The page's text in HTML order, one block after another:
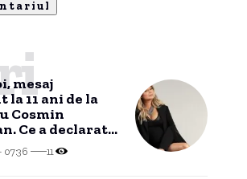
mesaj
la 11 ani de la
Cosmin
Ce a declarat
celor cinci
07:36 11